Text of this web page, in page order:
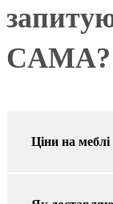
CAMA?
Ціни на